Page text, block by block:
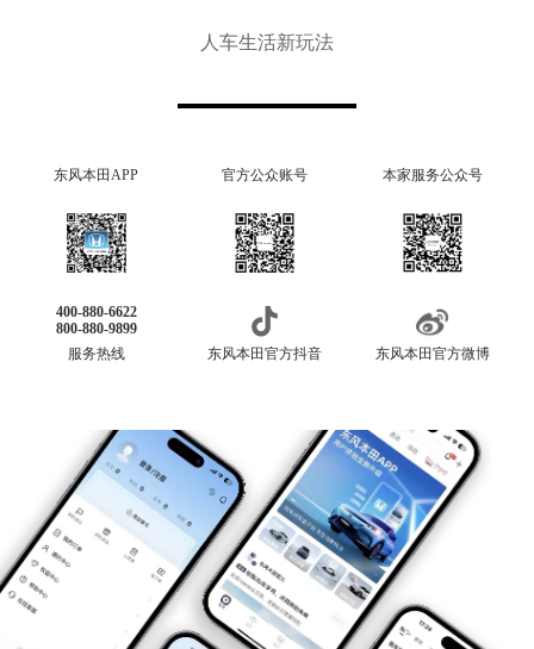
人车生活新玩法
东风本田APP 官方公众账号 本家服务公众号
400-880-6622
800-880-9899
服务热线
东风本田官方抖音 东风本田官方微博